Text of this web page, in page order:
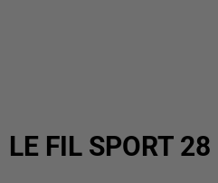
LE FIL SPORT 28